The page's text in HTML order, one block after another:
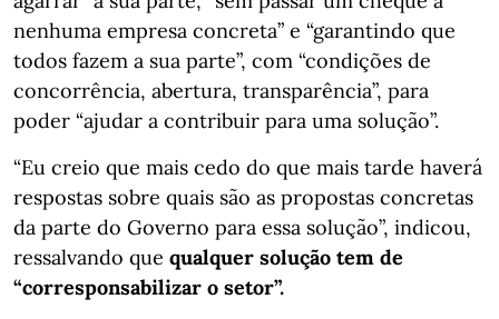
nenhuma empresa concreta” e “garantindo que
todos fazem a sua parte”, com “condições de
concorrência, abertura, transparência”, para
poder “ajudar a contribuir para uma solução”.
“Eu creio que mais cedo do que mais tarde haverá
respostas sobre quais são as propostas concretas
da parte do Governo para essa solução”, indicou,
ressalvando que qualquer solução tem de
“corresponsabilizar o setor”.